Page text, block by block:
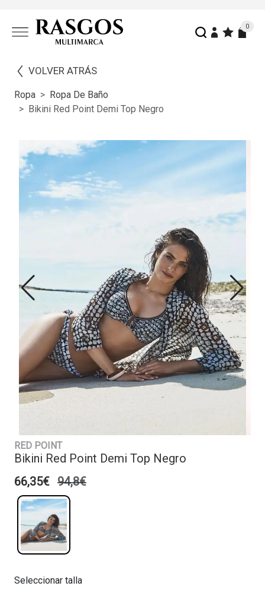
0
VOLVER ATRÁS
Ropa
Ropa De Baño
Bikini Red Point Demi Top Negro
RED POINT
Bikini Red Point Demi Top Negro
66,35€ 94,8€
Seleccionar talla